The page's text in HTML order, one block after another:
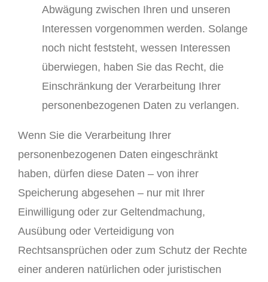
Abwägung zwischen Ihren und unseren
Interessen vorgenommen werden. Solange
noch nicht feststeht, wessen Interessen
überwiegen, haben Sie das Recht, die
Einschränkung der Verarbeitung Ihrer
personenbezogenen Daten zu verlangen.
Wenn Sie die Verarbeitung Ihrer
personenbezogenen Daten eingeschränkt
haben, dürfen diese Daten – von ihrer
Speicherung abgesehen – nur mit Ihrer
Einwilligung oder zur Geltendmachung,
Ausübung oder Verteidigung von
Rechtsansprüchen oder zum Schutz der Rechte
einer anderen natürlichen oder juristischen